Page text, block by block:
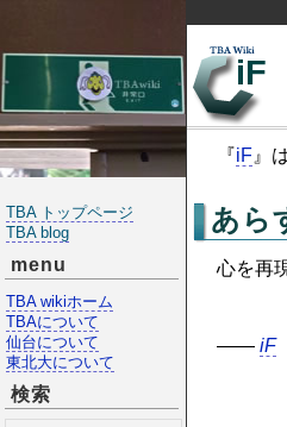
iF
『iF 』
あら
心を再
―― iF
TBA トップページ
TBA blog
menu
TBA wikiホーム
TBAについて
仙台について
東北大について
検索